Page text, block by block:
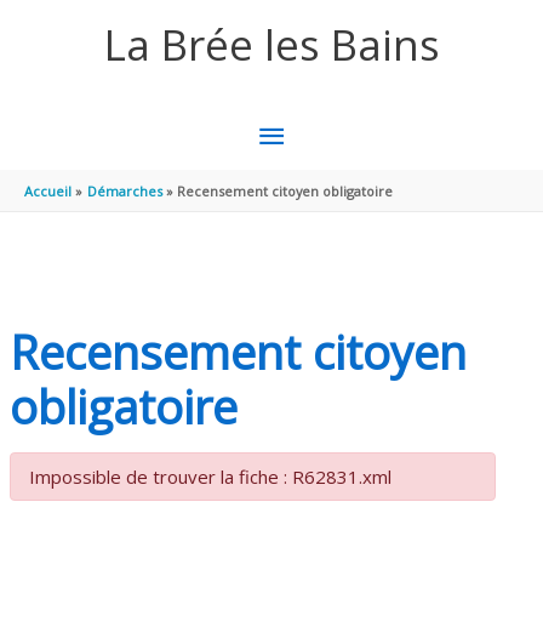
La Brée les Bains
MENU
PRINCIPAL
Accueil Démarches Recensement citoyen obligatoire
Recensement citoyen
obligatoire
Impossible de trouver la fiche : R62831.xml